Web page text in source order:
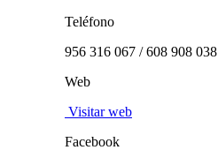
Teléfono
956 316 067 / 608 908 038
Web
Visitar web
Facebook